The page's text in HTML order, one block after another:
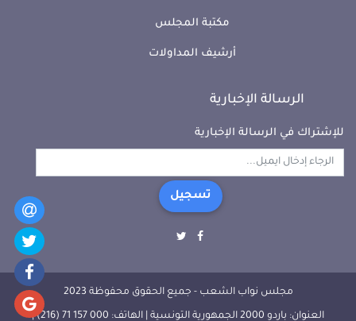
مكتبة المجلس
أرشيف المداولات
الرسالة الإخبارية
للإشتراك في الرسالة الإخبارية
تسجيل
مجلس نواب الشعب - جميع الحقوق محفوظة 2023
العنوان: باردو 2000 الجمهورية التونسية | الهاتف: 000 157 71 (216) |